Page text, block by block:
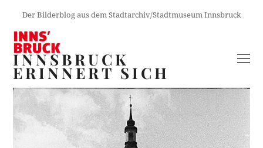
Der Bilderblog aus dem Stadtarchiv/Stadtmuseum Innsbruck
INNSBRUCK
ERINNERT SICH